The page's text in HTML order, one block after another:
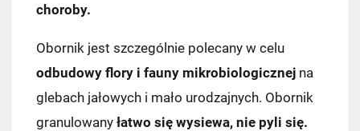
choroby.
Obornik jest szczególnie polecany w celu
odbudowy flory i fauny mikrobiologicznej na
glebach jałowych i mało urodzajnych. Obornik
granulowany łatwo się wysiewa, nie pyli się.